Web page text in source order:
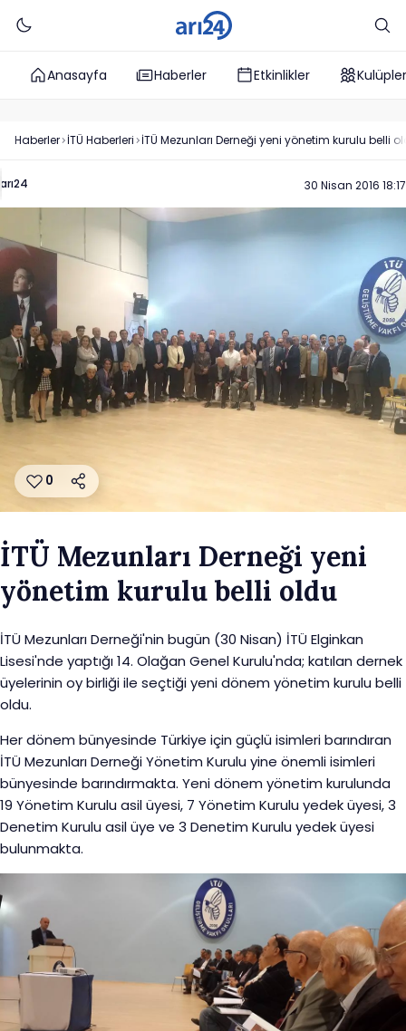
Anasayfa Haberler Etkinlikler Kulüpler
Haberler İTÜ Haberleri İTÜ Mezunları Derneği yeni yönetim kurulu belli
arı24 30 Nisan 2016 18:17
0
İTÜ Mezunları Derneği yeni
yönetim kurulu belli oldu
İTÜ Mezunları Derneği'nin bugün (30 Nisan) İTÜ Elginkan
Lisesi'nde yaptığı 14. Olağan Genel Kurulu'nda; katılan dernek
üyelerinin oy birliği ile seçtiği yeni dönem yönetim kurulu belli
oldu.
Her dönem bünyesinde Türkiye için güçlü isimleri barındıran
İTÜ Mezunları Derneği Yönetim Kurulu yine önemli isimleri
bünyesinde barındırmakta. Yeni dönem yönetim kurulunda
19 Yönetim Kurulu asil üyesi, 7 Yönetim Kurulu yedek üyesi, 3
Denetim Kurulu asil üye ve 3 Denetim Kurulu yedek üyesi
bulunmakta.